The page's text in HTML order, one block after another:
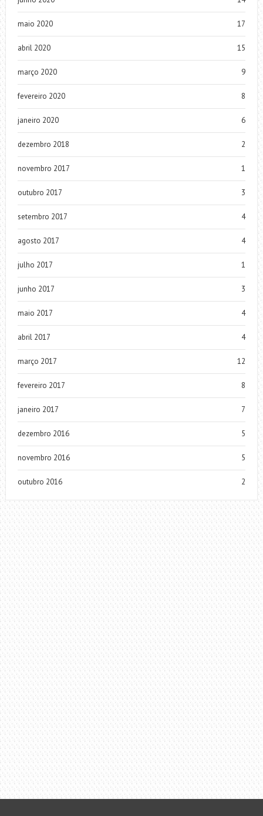
maio 2020 17
abril 2020 15
março 2020 9
fevereiro 2020 8
janeiro 2020 6
dezembro 2018 2
novembro 2017 1
outubro 2017 3
setembro 2017 4
agosto 2017 4
julho 2017 1
junho 2017 3
maio 2017 4
abril 2017 4
março 2017 12
fevereiro 2017 8
janeiro 2017 7
dezembro 2016 5
novembro 2016 5
outubro 2016 2